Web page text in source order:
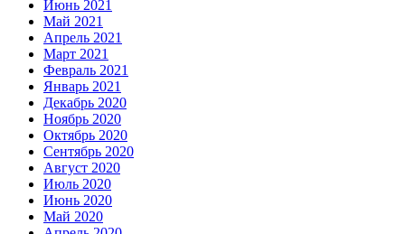
Июнь 2021
Май 2021
Апрель 2021
Март 2021
Февраль 2021
Январь 2021
Декабрь 2020
Ноябрь 2020
Октябрь 2020
Сентябрь 2020
Август 2020
Июль 2020
Июнь 2020
Май 2020